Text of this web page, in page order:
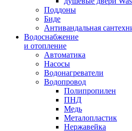
Поддоны
Биде
Антивандальная
Водоснабжение
и отопление
Автоматика
Насосы
Водонагреватели
Водопровод
Полипропилен
ПНД
Медь
Металопластик
Нержавейка